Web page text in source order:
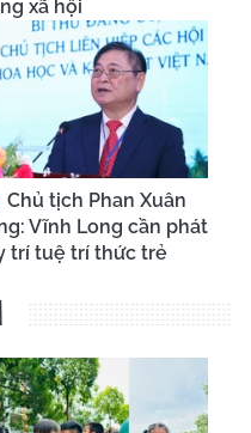
xã hội
Chủ tịch Phan Xuân
Vĩnh Long cần phát
trí tuệ trí thức trẻ